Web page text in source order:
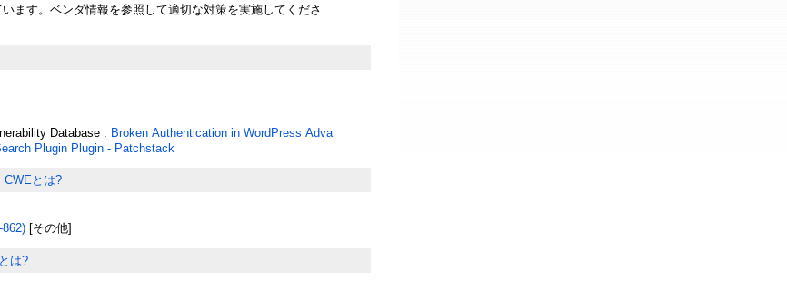
ます。ベンダ情報を参照して適切な対策を実施してくださ
Database : Broken Authentication in WordPress Adva
Plugin Plugin - Patchstack
CWEとは?
[その他]
は?